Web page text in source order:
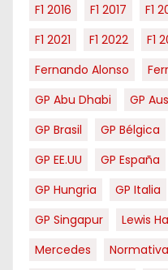
F1 2016
F1 2017 F1
F1 2021
F1 2022 F1
Fernando Alonso
GP Abu Dhabi
GP
GP Brasil
GP Bélgica
GP EE.UU
GP España
GP Hungria
GP Italia
GP Singapur
Lewis
Mercedes
Normativa